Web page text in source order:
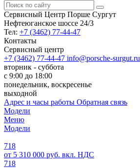
Сервисный Центр Порше Сургут
Нефтеюганское шоссе 24/3
Тел: +7 (3462) 77-44-47
Контакты
Сервисный центр
+7 (3462) 77-44-47 info@porsche-surgut.ru
вторник - суббота
с 9:00 до 18:00
понедельник, воскресенье
выходной
Адрес и часы работы Обратная связь
Модели
Меню
Модели
718
от 5 310 000 руб. вкл. НДС
718